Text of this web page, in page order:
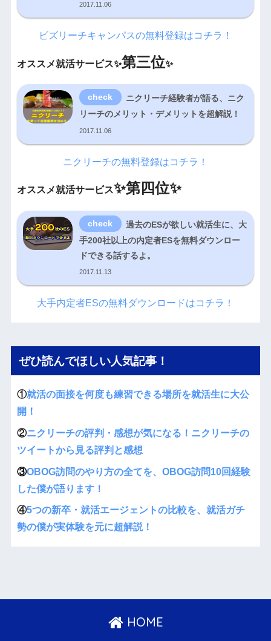
2017.11.06
ビズリーチキャンパスの無料登録はコチラ！
オススメ就活サービス✨第三位✨
ニクリーチ経験者が語る、ニク
リーチのメリット・デメリットを超解説！
2017.11.06
ニクリーチの無料登録はコチラ！
オススメ就活サービス✨第四位✨
過去のESが欲しい就活生に、大
手200社以上の内定者ESを無料ダウンロー
ドできる話するよ。
2017.11.13
大手内定者ESの無料ダウンロードはコチラ！
ぜひ読んでほしい人気記事！
①就活の面接を何度も練習できる場所を就活生に大公
開！
②ニクリーチの評判・感想が気になる！ニクリーチの
ツイートから見る評判と感想
③OBOG訪問のやり方の全てを、OBOG訪問10回経験
した僕が語ります！
④5つの新卒・就活エージェントの比較を、就活ガチ
勢の僕が実体験を元に超解説！
HOME